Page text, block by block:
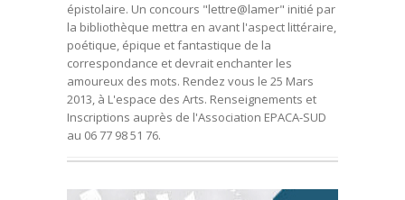
épistolaire. Un concours "lettre@lamer" initié par
la bibliothèque mettra en avant l'aspect littéraire,
poétique, épique et fantastique de la
correspondance et devrait enchanter les
amoureux des mots. Rendez vous le 25 Mars
2013, à L'espace des Arts. Renseignements et
Inscriptions auprès de l'Association EPACA-SUD
au 06 77 98 51 76.